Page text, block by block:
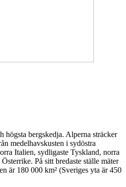
högsta bergskedja. Alperna sträcker
medelhavskusten i sydöstra
Italien, sydligaste Tyskland, norra
På sitt bredaste ställe mäter
är 180 000 km² (Sveriges yta är 450